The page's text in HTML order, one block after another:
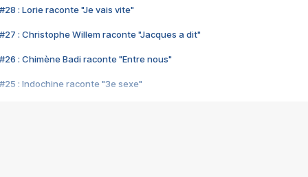
#28 : Lorie raconte "Je vais vite"
#27 : Christophe Willem raconte "Jacques a dit"
#26 : Chimène Badi raconte "Entre nous"
#25 : Indochine raconte "3e sexe"